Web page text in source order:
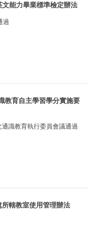
能力畢業標準檢定辦法
過
教育自主學習學分實施要
識教育執行委員會議通過
轄教室使用管理辦法